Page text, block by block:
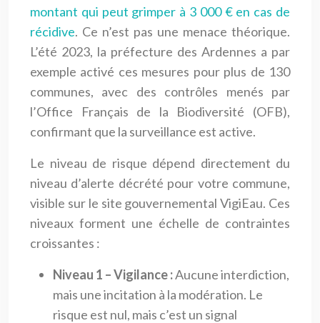
montant qui peut grimper à 3 000 € en cas de
récidive. Ce n’est pas une menace théorique.
L’été 2023, la préfecture des Ardennes a par
exemple activé ces mesures pour plus de 130
communes, avec des contrôles menés par
l’Office Français de la Biodiversité (OFB),
confirmant que la surveillance est active.
Le niveau de risque dépend directement du
niveau d’alerte décrété pour votre commune,
visible sur le site gouvernemental VigiEau. Ces
niveaux forment une échelle de contraintes
croissantes :
Niveau 1 – Vigilance :Aucune interdiction,
mais une incitation à la modération. Le
risque est nul, mais c’est un signal